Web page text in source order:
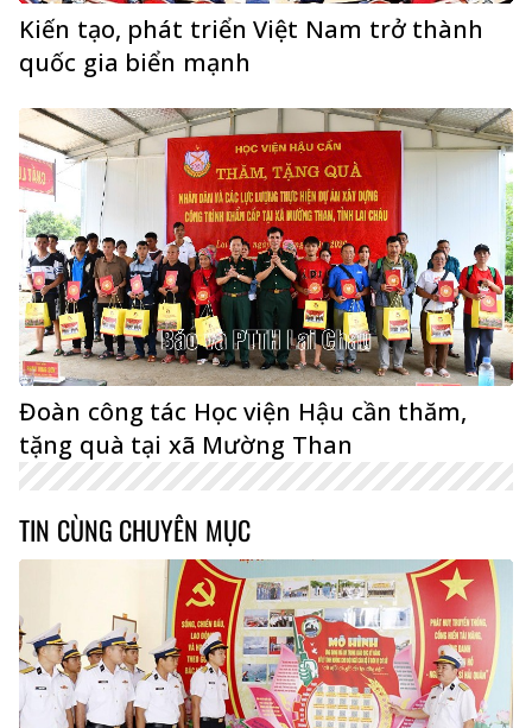
Kiến tạo, phát triển Việt Nam trở thành
quốc gia biển mạnh
Đoàn công tác Học viện Hậu cần thăm,
tặng quà tại xã Mường Than
TIN CÙNG CHUYÊN MỤC